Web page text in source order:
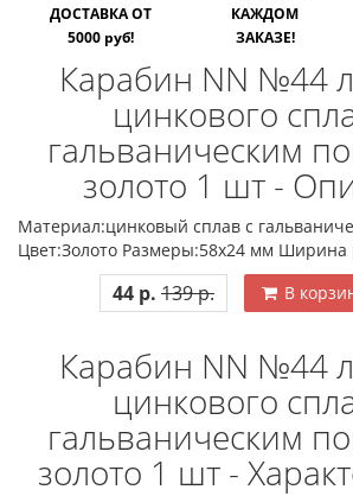
ДОСТАВКА ОТ
5000 руб!
КАЖДОМ
ЗАКАЗЕ!
Карабин NN №44
цинкового
гальваническим
золото 1 шт -
Материал:цинковый сплав с
Цвет:Золото Размеры:58х24 мм
44 р. 139 р. В
Карабин NN №44
цинкового
гальваническим
золото 1 шт -